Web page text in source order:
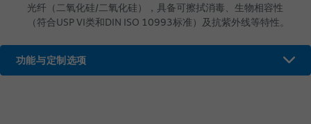
机器人和计算机辅助手术 (CAS)
心电图（ECG）、脑电图（EEG）和脑磁图（MEG）
患者监护
实验室诊断
放射治疗
研究开发
出版物
光纤（二氧化硅/二氧化硅），具备可擦拭消毒、生物相容性
（符合USP VI类和DIN ISO 10993标准）及抗紫外线等特性。
功能与定制选项